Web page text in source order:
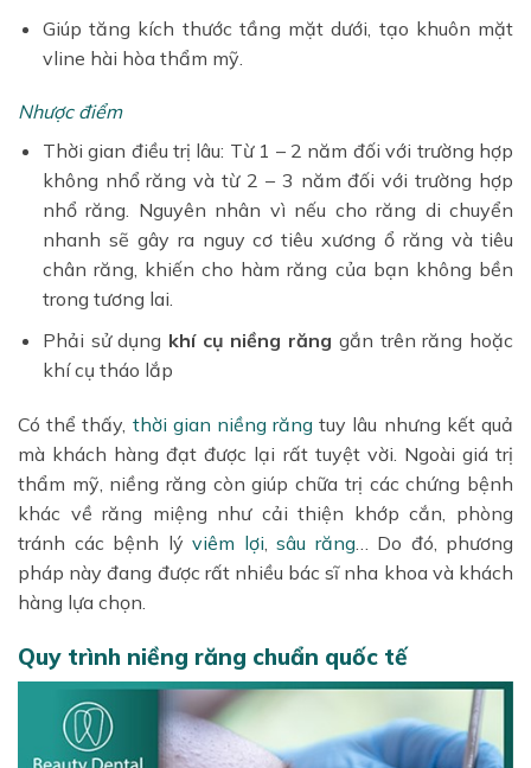
Giúp tăng kích thước tầng mặt dưới, tạo khuôn mặt
vline hài hòa thẩm mỹ.
Nhược điểm
Thời gian điều trị lâu: Từ 1 – 2 năm đối với trường hợp
không nhổ răng và từ 2 – 3 năm đối với trường hợp
nhổ răng. Nguyên nhân vì nếu cho răng di chuyển
nhanh sẽ gây ra nguy cơ tiêu xương ổ răng và tiêu
chân răng, khiến cho hàm răng của bạn không bền
trong tương lai.
Phải sử dụng khí cụ niềng răng gắn trên răng hoặc
khí cụ tháo lắp
Có thể thấy, thời gian niềng răng tuy lâu nhưng kết quả
mà khách hàng đạt được lại rất tuyệt vời. Ngoài giá trị
thẩm mỹ, niềng răng còn giúp chữa trị các chứng bệnh
khác về răng miệng như cải thiện khớp cắn, phòng
tránh các bệnh lý viêm lợi sâu răng… Do đó, phương
pháp này đang được rất nhiều bác sĩ nha khoa và khách
hàng lựa chọn.
Quy trình niềng răng chuẩn quốc tế